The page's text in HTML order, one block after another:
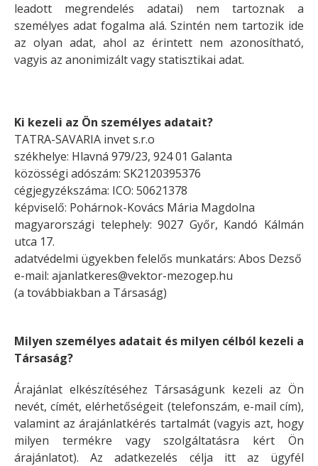
leadott megrendelés adatai) nem tartoznak a
személyes adat fogalma alá. Szintén nem tartozik ide
az olyan adat, ahol az érintett nem azonosítható,
vagyis az anonimizált vagy statisztikai adat.
Ki kezeli az Ön személyes adatait?
TATRA-SAVARIA invet s.r.o
székhelye: Hlavná 979/23, 924 01 Galanta
közösségi adószám: SK2120395376
cégjegyzékszáma: ICO: 50621378
képviselő: Pohárnok-Kovács Mária Magdolna
magyarországi telephely:9027 Győr, Kandó Kálmán
utca 17.
adatvédelmi ügyekben felelős munkatárs: Abos Dezső
e-mail: ajanlatkeres@vektor-mezogep.hu
(a továbbiakban a Társaság)
Milyen személyes adatait és milyen célból kezeli a
Társaság?
Árajánlat elkészítéséhez Társaságunk kezeli az Ön
nevét, címét, elérhetőségeit (telefonszám, e-mail cím),
valamint az árajánlatkérés tartalmát (vagyis azt, hogy
milyen termékre vagy szolgáltatásra kért Ön
árajánlatot). Az adatkezelés célja itt az ügyfél